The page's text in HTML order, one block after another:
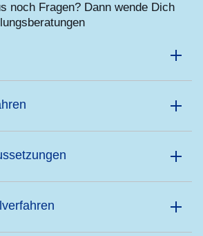
noch Fragen? Dann wende Dich